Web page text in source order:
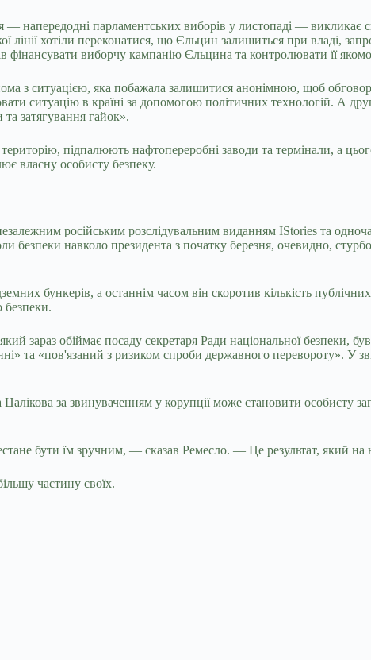
напередодні парламентських виборів у листопаді — викликає
лінії хотіли переконатися, що Єльцин залишиться при владі,
фінансувати виборчу кампанію Єльцина та контролювати її
з ситуацією, яка побажала залишитися анонімною, щоб
ситуацію в країні за допомогою політичних технологій. А
затягування гайок».
підпалюють нафтопереробні заводи та термінали, а
власну особисту безпеку.
російським розслідувальним виданням IStories та
навколо президента з початку березня, очевидно,
бункерів, а останнім часом він скоротив кількість
безпеки.
зараз обіймає посаду секретаря Ради національної безпеки,
та «пов'язаний з ризиком спроби державного перевороту». У
за звинуваченням у корупції може становити особисту
бути їм зручним, — сказав Ремесло. — Це результат, який на
частину своїх.